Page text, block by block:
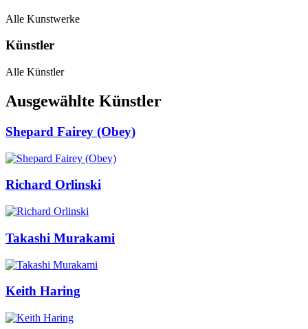
Alle Kunstwerke
Künstler
Alle Künstler
Ausgewählte Künstler
Shepard Fairey (Obey)
Richard Orlinski
Takashi Murakami
Keith Haring